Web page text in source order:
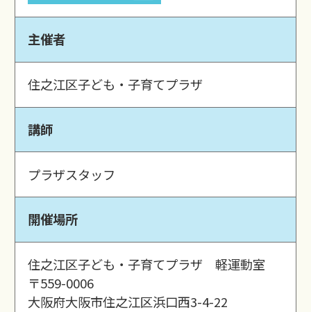
主催者
住之江区子ども・子育てプラザ
講師
プラザスタッフ
開催場所
住之江区子ども・子育てプラザ 軽運動室
〒559-0006
大阪府大阪市住之江区浜口西3-4-22